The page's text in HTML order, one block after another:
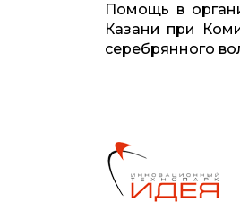
Помощь в
Казани при
серебрянного